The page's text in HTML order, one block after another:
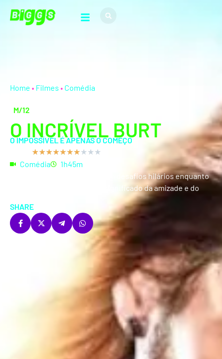
Home • Filmes • Comédia
M/12
O INCRÍVEL BURT
O IMPOSSÍVEL É APENAS O COMEÇO
★★★★★★★★★★
Comédia
1h45m
Dois mágicos rivais enfrentam desafios hilários enquanto
redescobrem o verdadeiro significado da amizade e do
SHARE